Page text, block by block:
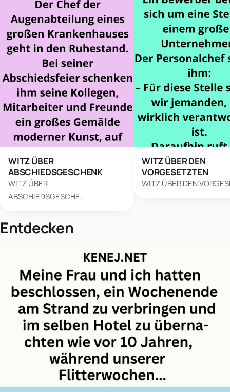
WITZ ÜBER
ABSCHIEDSGESCHENK
WITZ ÜBER
ABSCHIEDSGESCHE…
WITZ ÜBER DEN
VORGESETZTEN
WITZ ÜBER DEN
Entdecken